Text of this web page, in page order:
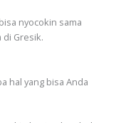
nyocokin sama
Gresik.
hal yang bisa Anda